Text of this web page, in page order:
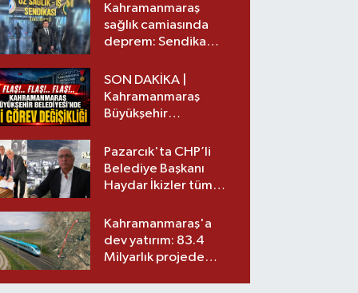
Kahramanmaraş
sağlık camiasında
deprem: Sendika
SON DAKİKA |
Kahramanmaraş
Büyükşehir
görev değişikliği!
Pazarcık'ta CHP’li
Belediye Başkanı
Haydar İkizler tüm
yeni partisi
Kahramanmaraş'a
dev yatırım: 83.4
Milyarlık projede